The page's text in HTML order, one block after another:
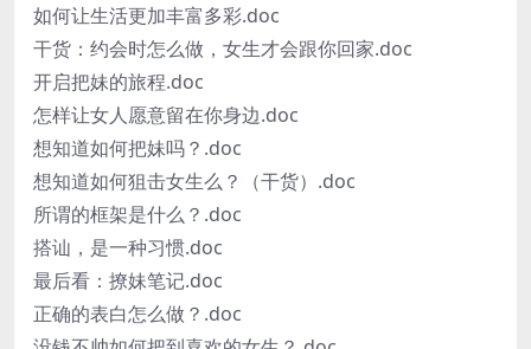
如何让生活更加丰富多彩.doc
干货：约会时怎么做，女生才会跟你回家.doc
开启把妹的旅程.doc
怎样让女人愿意留在你身边.doc
想知道如何把妹吗？.doc
想知道如何狙击女生么？（干货）.doc
所谓的框架是什么？.doc
搭讪，是一种习惯.doc
最后看：撩妹笔记.doc
正确的表白怎么做？.doc